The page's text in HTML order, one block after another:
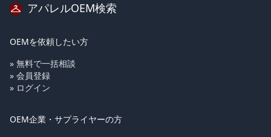
アパレルOEM検索
OEMを依頼したい方
» 無料で一括相談
» 会員登録
» ログイン
OEM企業・サプライヤーの方